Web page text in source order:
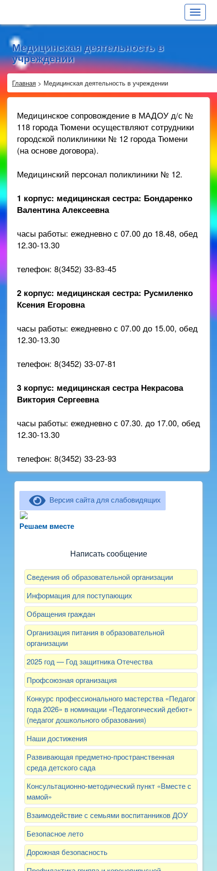
Toggle
Медицинская деятельность в
учреждении
Главная > Медицинская деятельность в учреждении
Медицинское сопровождение в МАДОУ д/с №
118 города Тюмени осуществляют сотрудники
городской поликлиники № 12 города Тюмени
(на основе договора).
Медицинский персонал поликлиники № 12.
1 корпус: медицинская сестра: Бондаренко
Валентина Алексеевна
часы работы: ежедневно с 07.00 до 18.48, обед
12.30-13.30
телефон: 8(3452) 33-83-45
2 корпус: медицинская сестра: Русмиленко
Ксения Егоровна
часы работы: ежедневно с 07.00 до 15.00, обед
12.30-13.30
телефон: 8(3452) 33-07-81
3 корпус: медицинская сестра Некрасова
Виктория Сергеевна
часы работы: ежедневно с 07.30. до 17.00, обед
12.30-13.30
телефон: 8(3452) 33-23-93
Версия сайта для слабовидящих
Решаем вместерассказать о воспитателях? Знаете, как
Написать сообщение
Сведения об образовательной организации
Информация для поступающих
Обращения граждан
Организация питания в образовательной
организации
2025 год — Год защитника Отечества
Профсоюзная организация
Конкурс профессионального мастерства «Педагог
года 2026» в номинации «Педагогический дебют»
(педагог дошкольного образования)
Наши достижения
Развивающая предметно-пространственная
среда детского сада
Консультационно-методический пункт «Вместе с
мамой»
Взаимодействие с семьями воспитанников ДОУ
Безопасное лето
Дорожная безопасность